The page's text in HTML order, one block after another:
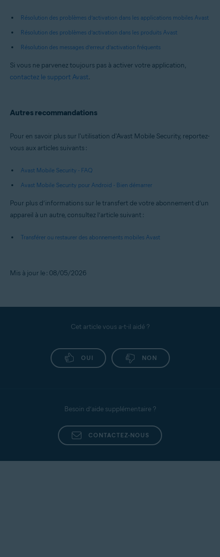
Résolution des problèmes d’activation dans les applications mobiles Avast
Résolution des problèmes d’activation dans les produits Avast
Résolution des messages d’erreur d’activation fréquents
Si vous ne parvenez toujours pas à activer votre application,
contactez le support Avast.
Autres recommandations
Pour en savoir plus sur l'utilisation d'Avast Mobile Security, reportez-
vous aux articles suivants :
Avast Mobile Security - FAQ
Avast Mobile Security pour Android - Bien démarrer
Pour plus d’informations sur le transfert de votre abonnement d’un
appareil à un autre, consultez l’article suivant :
Transférer ou restaurer des abonnements mobiles Avast
Mis à jour le : 08/05/2026
Cet article vous a-t-il aidé ?
OUI NON
Besoin d’aide supplémentaire ?
CONTACTEZ-NOUS